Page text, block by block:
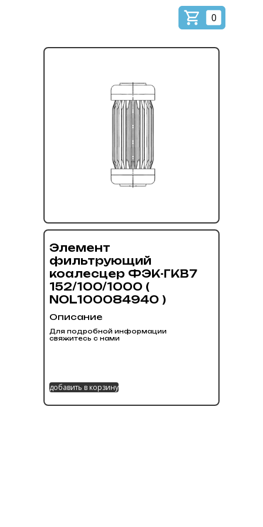
0
Элемент
фильтрующий
коалесцер ФЭК-ГКВ7
152/100/1000 (
NOL100084940 )
Описание
Для подробной информации
свяжитесь с нами
добавить в корзину